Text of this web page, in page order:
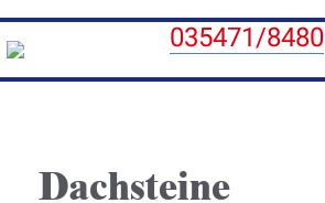
035471/8480
Dachsteine